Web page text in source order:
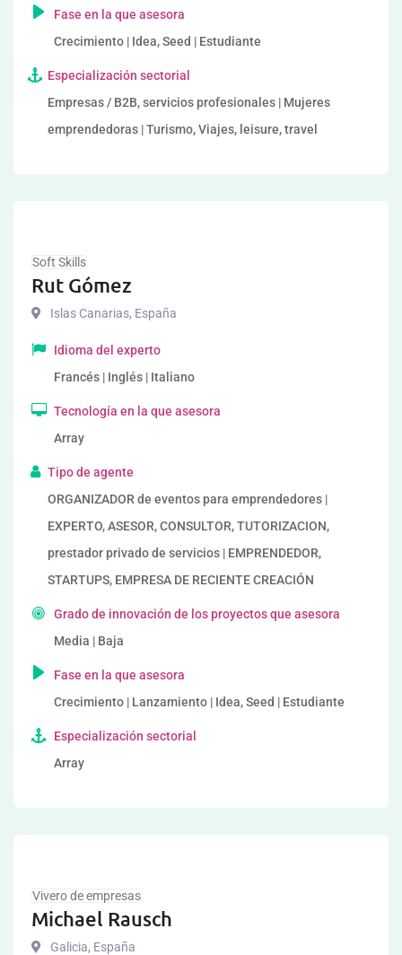
Fase en la que asesora
Crecimiento | Idea, Seed | Estudiante
Especialización sectorial
Empresas / B2B, servicios profesionales | Mujeres
emprendedoras | Turismo, Viajes, leisure, travel
Soft Skills
Rut Gómez
Islas Canarias, España
Idioma del experto
Francés | Inglés | Italiano
Tecnología en la que asesora
Array
Tipo de agente
ORGANIZADOR de eventos para emprendedores |
EXPERTO, ASESOR, CONSULTOR, TUTORIZACION,
prestador privado de servicios | EMPRENDEDOR,
STARTUPS, EMPRESA DE RECIENTE CREACIÓN
Grado de innovación de los proyectos que asesora
Media | Baja
Fase en la que asesora
Crecimiento | Lanzamiento | Idea, Seed | Estudiante
Especialización sectorial
Array
Vivero de empresas
Michael Rausch
Galicia, España